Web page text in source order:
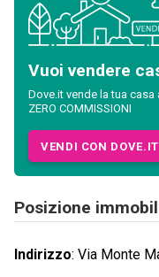
Vuoi vendere
Dove.it vende la tua
ZERO COMMISSIONI
VENDI CON DOVE.IT
Posizione
Indirizzo: Via Monte